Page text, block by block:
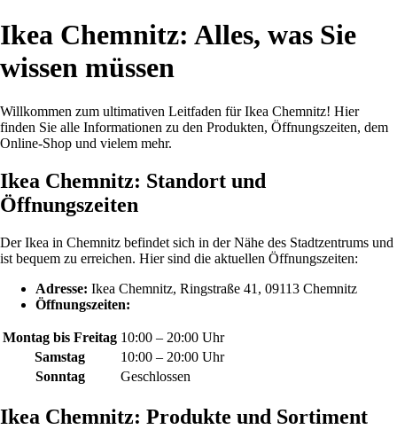
Ikea Chemnitz: Alles, was Sie
wissen müssen
Willkommen zum ultimativen Leitfaden für Ikea Chemnitz! Hier
finden Sie alle Informationen zu den Produkten, Öffnungszeiten, dem
Online-Shop und vielem mehr.
Ikea Chemnitz: Standort und
Öffnungszeiten
Der Ikea in Chemnitz befindet sich in der Nähe des Stadtzentrums und
ist bequem zu erreichen. Hier sind die aktuellen Öffnungszeiten:
Adresse: Ikea Chemnitz, Ringstraße 41, 09113 Chemnitz
Öffnungszeiten:
Montag bis Freitag 10:00 – 20:00 Uhr
Samstag
10:00 – 20:00 Uhr
Sonntag
Geschlossen
Ikea Chemnitz: Produkte und Sortiment